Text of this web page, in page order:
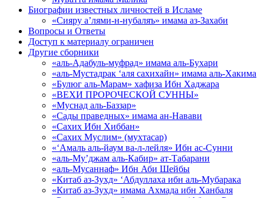
Биографии известных личностей в Исламе
«Сияру а’лями-н-нубаляъ» имама аз-Захаби
Вопросы и Ответы
Доступ к материалу ограничен
Другие сборники
«аль-Адабуль-муфрад» имама аль-Бухари
«аль-Мустадрак ‘аля сахихайн» имама аль-Хакима
«Булюг аль-Марам» хафиза Ибн Хаджара
«ВЕХИ ПРОРОЧЕСКОЙ СУННЫ»
«Муснад аль-Баззар»
«Сады праведных» имама ан-Навави
«Сахих Ибн Хиббан»
«Сахих Муслим» (мухтасар)
«‘Амаль аль-йаум ва-л-лейля» Ибн ас-Сунни
«аль-Му’джам аль-Кабир» ат-Табарани
«аль-Мусаннаф» Ибн Аби Шейбы
«Китаб аз-Зухд» ‘Абдуллаха ибн аль-Мубарака
«Китаб аз-Зухд» имама Ахмада ибн Ханбаля